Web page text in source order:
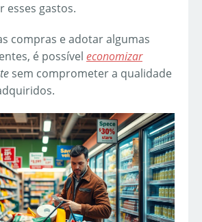
esses gastos.
compras e adotar algumas
é possível economizar
sem comprometer a qualidade